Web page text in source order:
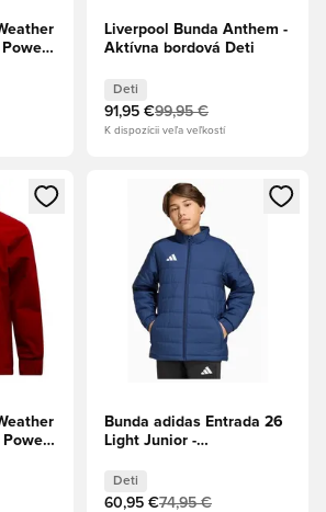
Power
Liverpool Bunda Anthem -
Aktívna bordová Deti
Deti
91,95 €99,95 €
K dispozícii veľa veľkostí
alebo registráciu ako člen
Power
Otvorí modál na prihlásenie
Bunda adidas Entrada 26
Light Junior -
Deti
60,95 €74,95 €